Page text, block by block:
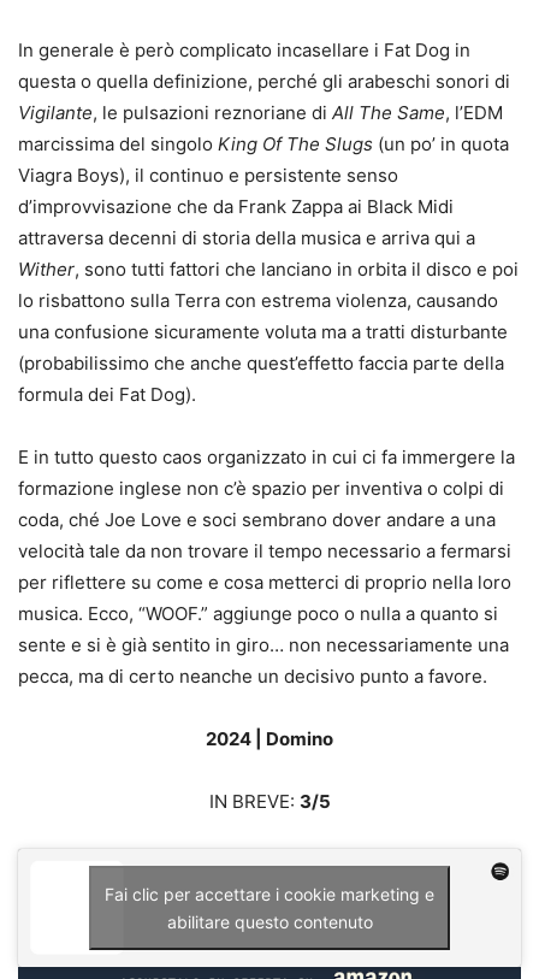
In generale è però complicato incasellare i Fat Dog in
questa o quella definizione, perché gli arabeschi sonori di
Vigilante, le pulsazioni reznoriane di All The Same, l’EDM
marcissima del singolo King Of The Slugs (un po’ in quota
Viagra Boys), il continuo e persistente senso
d’improvvisazione che da Frank Zappa ai Black Midi
attraversa decenni di storia della musica e arriva qui a
Wither, sono tutti fattori che lanciano in orbita il disco e poi
lo risbattono sulla Terra con estrema violenza, causando
una confusione sicuramente voluta ma a tratti disturbante
(probabilissimo che anche quest’effetto faccia parte della
formula dei Fat Dog).
E in tutto questo caos organizzato in cui ci fa immergere la
formazione inglese non c’è spazio per inventiva o colpi di
coda, ché Joe Love e soci sembrano dover andare a una
velocità tale da non trovare il tempo necessario a fermarsi
per riflettere su come e cosa metterci di proprio nella loro
musica. Ecco, “WOOF.” aggiunge poco o nulla a quanto si
sente e si è già sentito in giro… non necessariamente una
pecca, ma di certo neanche un decisivo punto a favore.
2024 | Domino
IN BREVE: 3/5
Fai clic per accettare i cookie marketing e
abilitare questo contenuto